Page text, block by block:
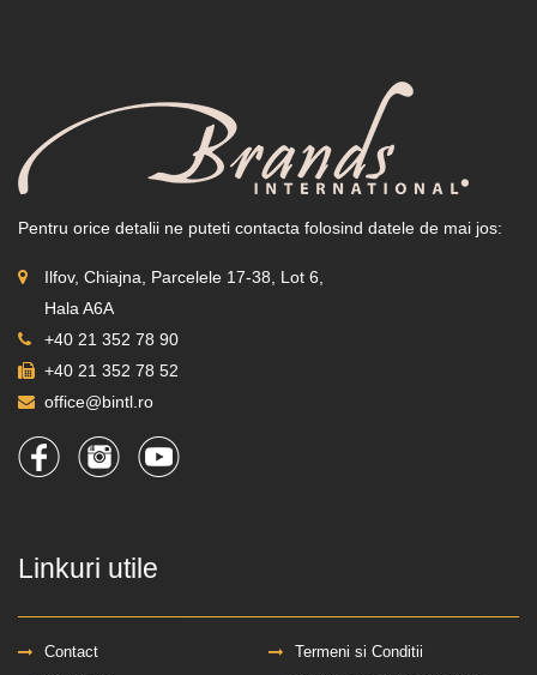
Pentru orice detalii ne puteti contacta folosind datele de mai jos:
Ilfov, Chiajna, Parcelele 17-38, Lot 6,
Hala A6A
+40 21 352 78 90
+40 21 352 78 52
office@bintl.ro
Linkuri utile
Contact
Termeni si Conditii